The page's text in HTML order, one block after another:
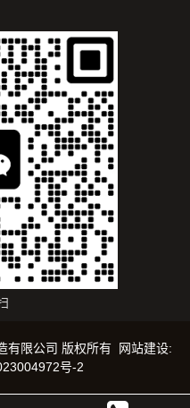
有限公司 版权所有 网站建设:
号-2